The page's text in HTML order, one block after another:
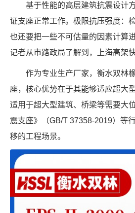
基于性能的高层建筑抗震设计
证支座正常工作。极限抗压强度：
也还要把一些不可估量的因素计算
记者从市路政局了解到，上海高架
作为专业生产厂家，衡水双林
座，核心优势在于其能够适应超大
适用于超大型建筑、桥梁等需要大
震支座》（GB/T 37358-2019）等
移的工程场景。